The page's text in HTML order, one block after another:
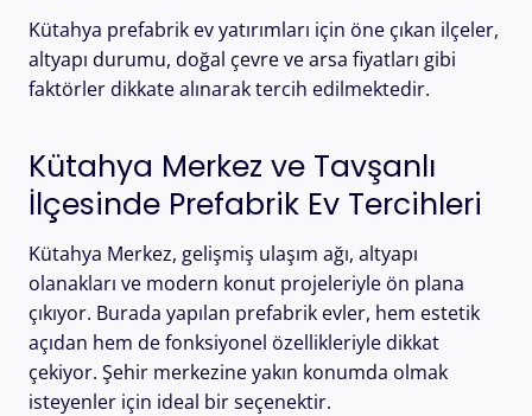
Kütahya prefabrik ev yatırımları için öne çıkan ilçeler,
altyapı durumu, doğal çevre ve arsa fiyatları gibi
faktörler dikkate alınarak tercih edilmektedir.
Kütahya Merkez ve Tavşanlı
İlçesinde Prefabrik Ev Tercihleri
Kütahya Merkez, gelişmiş ulaşım ağı, altyapı
olanakları ve modern konut projeleriyle ön plana
çıkıyor. Burada yapılan prefabrik evler, hem estetik
açıdan hem de fonksiyonel özellikleriyle dikkat
çekiyor. Şehir merkezine yakın konumda olmak
isteyenler için ideal bir seçenektir.